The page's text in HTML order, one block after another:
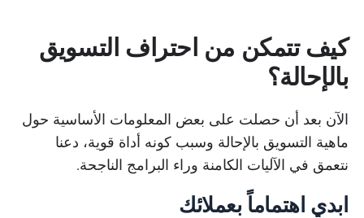
كيف تتمكن من احتراف التسويق
بالإحالة؟
الآن بعد أن حصلت على بعض المعلومات الأساسية حول
ماهية التسويق بالإحالة وسبب كونه أداة قوية، دعنا
نتعمق في الآليات الكامنة وراء البرامج الناجحة.
ابدي اهتماماً بعملائك